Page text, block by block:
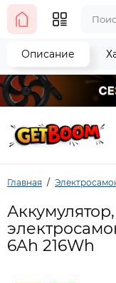
Главная
6Ah 216Wh
Описание